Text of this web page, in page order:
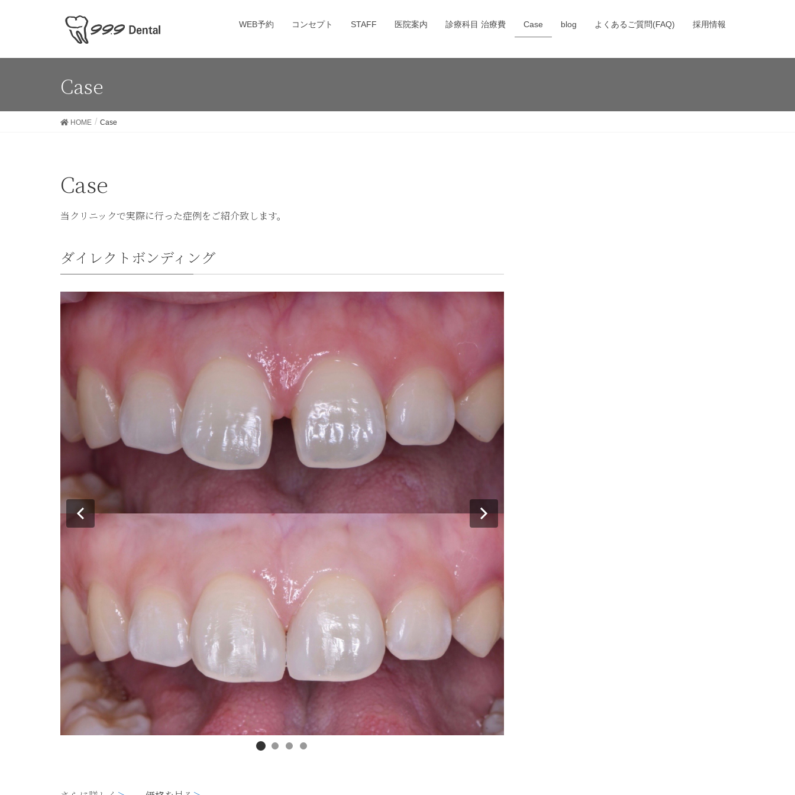
WEB予約 コンセプト STAFF 医院案内 診療科目 治療費 Case blog よくあるご質問(FAQ) 採用情報
Case
HOME Case
Case
当クリニックで実際に行った症例をご紹介致します。
ダイレクトボンディング